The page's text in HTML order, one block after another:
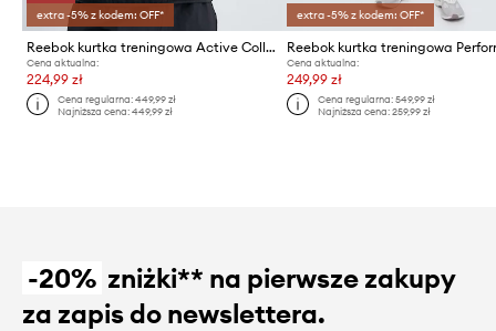
extra -5% z kodem: OFF*
Reebok kurtka treningowa Active Collective Skystretch
Cena aktualna:
224,99 zł
Cena regularna:449,99 zł
Najniższa cena:449,99 zł
extra -5% z kodem: OFF*
Cena aktualna:
249,99 zł
Cena regularna: 549,99 zł
Najniższa cena: 259,99 zł
-20% zniżki** na pierwsze zakupy
za zapis do newslettera.